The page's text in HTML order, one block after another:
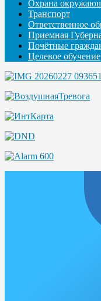
Охрана
Транспорт
Ответственное
Приемная
Почётные
Целевое обучение